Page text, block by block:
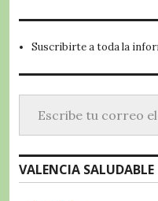
Suscribirte a toda la
Escribe tu correo electrónico…
VALENCIA SALUDABLE